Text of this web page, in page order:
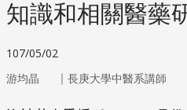
知識和相關醫藥
107/05/02
游均晶 ｜ 長庚大學中醫系講師